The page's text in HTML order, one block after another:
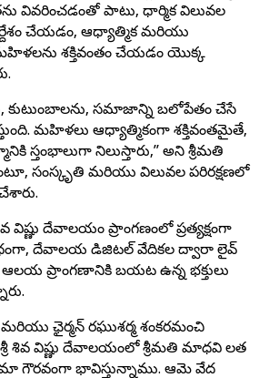
వివరించడంతో పాటు, ధార్మిక విలువల
చేయడం, ఆధ్యాత్మిక మరియు
శక్తివంతం చేయడం యొక్క
కుటుంబాలను, సమాజాన్ని బలోపేతం చేసే
మహిళలు ఆధ్యాత్మికంగా శక్తివంతమైతే,
స్తంభాలుగా నిలుస్తారు,” అని శ్రీమతి
సంస్కృతి మరియు విలువల పరిరక్షణలో
విష్ణు దేవాలయం ప్రాంగణంలో ప్రత్యక్షంగా
దేవాలయ డిజిటల్ వేదికల ద్వారా లైవ్
ప్రాంగణానికి బయట ఉన్న భక్తులు
ఛైర్మన్ రఘుశర్మ శంకరమంచి
శివ విష్ణు దేవాలయంలో శ్రీమతి మాధవి లత
మా గౌరవంగా భావిస్తున్నాము. ఆమె వేద